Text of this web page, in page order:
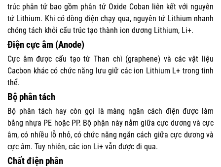
trúc phân tử bao gồm phân tử Oxide Coban liên kết với nguyên
tử Lithium. Khi có dòng điện chạy qua, nguyên tử Lithium nhanh
chóng tách khỏi cấu trúc tạo thành ion dương Lithium, Li+.
Điện cực âm (Anode)
Cực âm được cấu tạo từ Than chì (graphene) và các vật liệu
Cacbon khác có chức năng lưu giữ các ion Lithium L+ trong tinh
thể.
Bộ phân tách
Bộ phân tách hay còn gọi là màng ngăn cách điện được làm
bằng nhựa PE hoặc PP. Bộ phận này nằm giữa cực dương và cực
âm, có nhiều lỗ nhỏ, có chức năng ngăn cách giữa cực dương và
cực âm. Tuy nhiên, các ion Li+ vẫn được đi qua.
Chất điện phân